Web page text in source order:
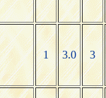
1 3.0 3